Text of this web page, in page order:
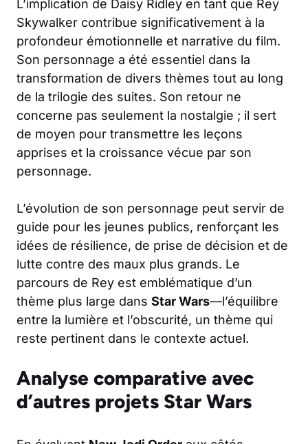
L’implication de Daisy Ridley en tant que Rey
Skywalker contribue significativement à la
profondeur émotionnelle et narrative du film.
Son personnage a été essentiel dans la
transformation de divers thèmes tout au long
de la trilogie des suites. Son retour ne
concerne pas seulement la nostalgie ; il sert
de moyen pour transmettre les leçons
apprises et la croissance vécue par son
personnage.
L’évolution de son personnage peut servir de
guide pour les jeunes publics, renforçant les
idées de résilience, de prise de décision et de
lutte contre des maux plus grands. Le
parcours de Rey est emblématique d’un
thème plus large dans Star Wars—l’équilibre
entre la lumière et l’obscurité, un thème qui
reste pertinent dans le contexte actuel.
Analyse comparative avec
d’autres projets Star Wars